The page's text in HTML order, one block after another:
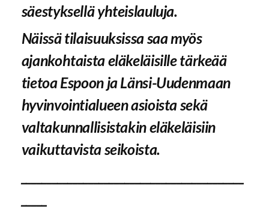
säestyksellä yhteislauluja.
Näissä tilaisuuksissa saa myös
ajankohtaista eläkeläisille tärkeää
tietoa Espoon ja Länsi-Uudenmaan
hyvinvointialueen asioista sekä
valtakunnallisistakin eläkeläisiin
vaikuttavista seikoista.